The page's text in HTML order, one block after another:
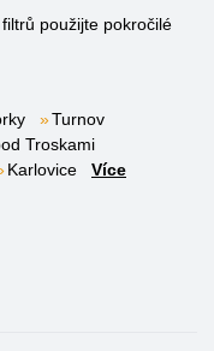
použijte pokročilé
Turnov
Troskami
Karlovice
Více